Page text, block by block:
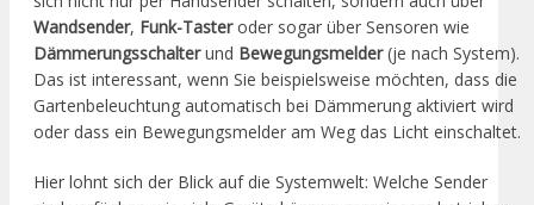
Wandsender, Funk-Tasteroder sogar über Sensoren wie
Dämmerungsschalterund Bewegungsmelder(je nach System).
Das ist interessant, wenn Sie beispielsweise möchten, dass die
Gartenbeleuchtung automatisch bei Dämmerung aktiviert wird
oder dass ein Bewegungsmelder am Weg das Licht einschaltet.
Hier lohnt sich der Blick auf die Systemwelt: Welche Sender